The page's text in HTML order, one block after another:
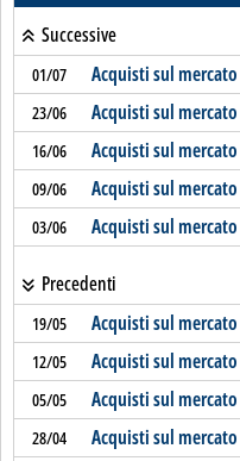
Successive
01/07 Acquisti sul
23/06 Acquisti sul
16/06 Acquisti sul
09/06 Acquisti sul
03/06 Acquisti sul
Precedenti
19/05 Acquisti sul
12/05 Acquisti sul
05/05 Acquisti sul
28/04 Acquisti sul